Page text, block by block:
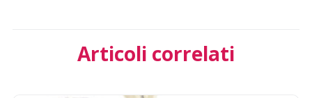
Articoli correlati